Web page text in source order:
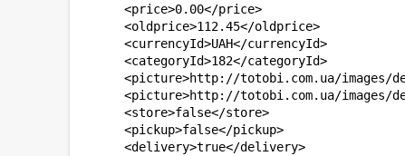
<price>0.00</price>
<oldprice>112.45</oldprice>
<currencyId>UAH</currencyId>
<categoryId>182</categoryId>
<picture>http://totobi.com.ua/images/
<picture>http://totobi.com.ua/images/
<store>false</store>
<pickup>false</pickup>
<delivery>true</delivery>